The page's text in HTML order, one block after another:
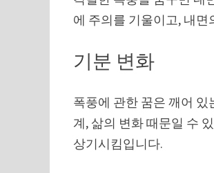
에 주의를 기울이고, 내
기분 변화
폭풍에 관한 꿈은 깨어
계, 삶의 변화 때문일 수
상기시킴입니다.